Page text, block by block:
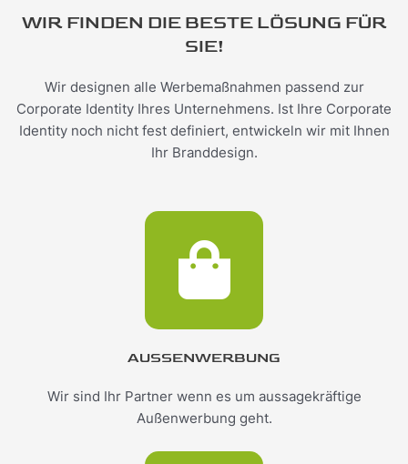
WIR FINDEN DIE BESTE LÖSUNG FÜR
SIE!
Wir designen alle Werbemaßnahmen passend zur
Corporate Identity Ihres Unternehmens. Ist Ihre Corporate
Identity noch nicht fest definiert, entwickeln wir mit Ihnen
Ihr Branddesign.
AUSSENWERBUNG
Wir sind Ihr Partner wenn es um aussagekräftige
Außenwerbung geht.